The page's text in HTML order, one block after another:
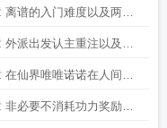
阴阳步真假身
离谱的入门难度以及两门
外派出发认主重注以及第
在仙界唯唯诺诺在人间重
非必要不消耗功力奖励